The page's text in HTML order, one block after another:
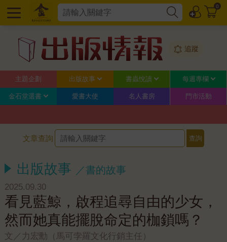
0
追蹤
主題企劃 出版故事 書蟲悅讀 每週專欄
金石堂選書 愛書大使 名人書房 門市活動
文章查詢
出版故事 ／書的故事
2025.09.30
看見藍鯨，啟程追尋自由的少女，
然而她真能擺脫命定的枷鎖嗎？
文／力宏勳（馬可孛羅文化行銷主任）